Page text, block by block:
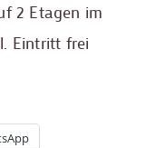
2 Etagen im
Eintritt frei